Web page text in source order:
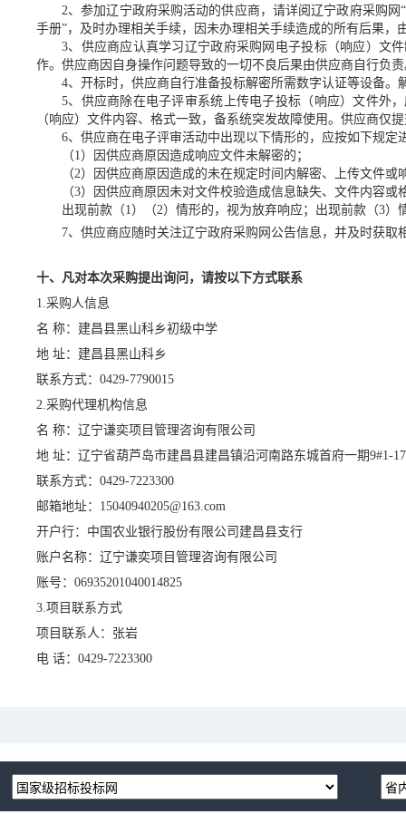
2、参加辽宁政府采购活动的供应商，请详阅辽宁政府采购网
手册”，及时办理相关手续，因未办理相关手续造成的所有后果，
3、供应商应认真学习辽宁政府采购网电子投标（响应）文
作。供应商因自身操作问题导致的一切不良后果由供应商自行负
4、 开标时，供应商自行准备投标解密所需数字认证等设备。
5、 供应商除在电子评审系统上传电子投标（响应）文件外，
（响应）文件内容、格式一致，备系统突发故障使用。供应商仅
6、 供应商在电子评审活动中出现以下情形的，应按如下规定
（1）因供应商原因造成响应文件未解密的；
（2）因供应商原因造成的未在规定时间内解密、上传文件或
（3）因供应商原因未对文件校验造成信息缺失、文件内容
出现前款（1）（2）情形的，视为放弃响应；出现前款（3
7、 供应商应随时关注辽宁政府采购网公告信息，并及时获
十、凡对本次采购提出询问，请按以下方式联系
1.采购人信息
名 称： 建昌县黑山科乡初级中学
地 址： 建昌县黑山科乡
联系方式： 0429-7790015
2.采购代理机构信息
名 称： 辽宁谦奕项目管理咨询有限公司
地 址： 辽宁省葫芦岛市建昌县建昌镇沿河南路东城首府一期9#1-
联系方式： 0429-7223300
邮箱地址： 15040940205@163.com
开户行： 中国农业银行股份有限公司建昌县支行
账户名称： 辽宁谦奕项目管理咨询有限公司
账号： 06935201040014825
3.项目联系方式
项目联系人： 张岩
电 话： 0429-7223300